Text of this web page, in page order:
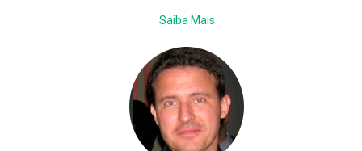
Saiba Mais